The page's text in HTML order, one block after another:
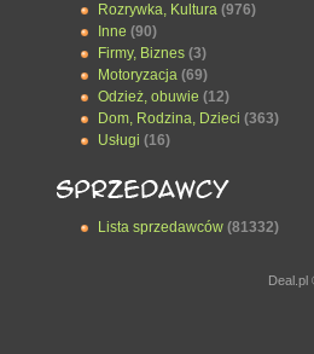
Rozrywka, Kultura (976)
Inne (90)
Firmy, Biznes (3)
Motoryzacja (69)
Odzież, obuwie (12)
Dom, Rodzina, Dzieci (363)
Usługi (16)
Lista sprzedawców (81332)
Deal.pl